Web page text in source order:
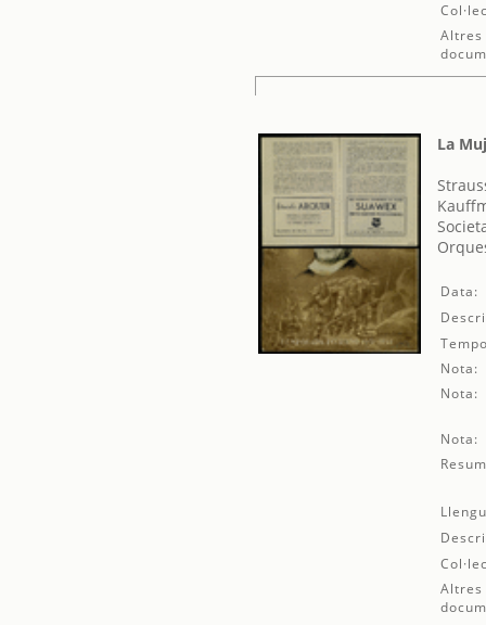
Altres
La
Data:
Nota:
Nota:
Nota:
Altres